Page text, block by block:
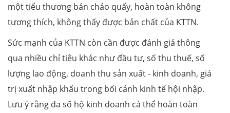
một tiểu thương bán cháo quẩy, hoàn toàn không
tương thích, không thấy được bản chất của KTTN.
Sức mạnh của KTTN còn cần được đánh giá thông
qua nhiều chỉ tiêu khác như đầu tư, số thu thuế, số
lượng lao động, doanh thu sản xuất - kinh doanh, giá
trị xuất nhập khẩu trong bối cảnh kinh tế hội nhập.
Lưu ý rằng đa số hộ kinh doanh cá thể hoàn toàn